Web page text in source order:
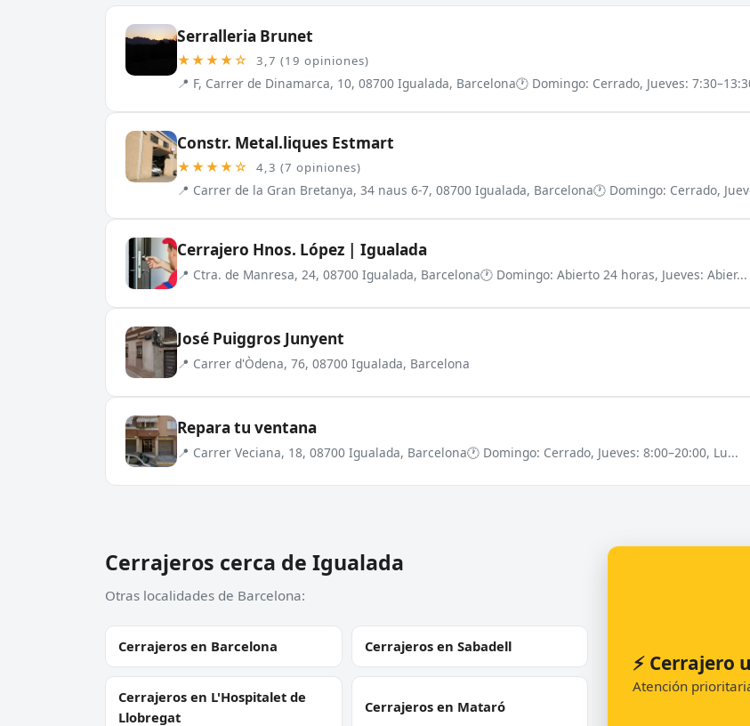
Serralleria Brunet
★★★★☆ 3,7 (19 opiniones)
📍 F, Carrer de Dinamarca, 10, 08700 Igualada, Barcelona🕐 Domingo: Cerrado, Jueves:
Constr. Metal.liques Estmart
★★★★☆ 4,3 (7 opiniones)
📍 Carrer de la Gran Bretanya, 34 naus 6-7, 08700 Igualada, Barcelona🕐 Domingo: Cerrado,
Cerrajero Hnos. López | Igualada
📍 Ctra. de Manresa, 24, 08700 Igualada, Barcelona🕐 Domingo: Abierto 24 horas, Jueves: Abier...
José Puiggros Junyent
📍 Carrer d'Òdena, 76, 08700 Igualada, Barcelona
Repara tu ventana
📍 Carrer Veciana, 18, 08700 Igualada, Barcelona🕐 Domingo: Cerrado, Jueves: 8:00–20:00, Lu...
Cerrajeros cerca de Igualada
Otras localidades de Barcelona:
Cerrajeros en Barcelona Cerrajeros en Sabadell
Cerrajeros en L'Hospitalet de
Llobregat
Cerrajeros en Mataró
⚡ Cerrajero
Atención